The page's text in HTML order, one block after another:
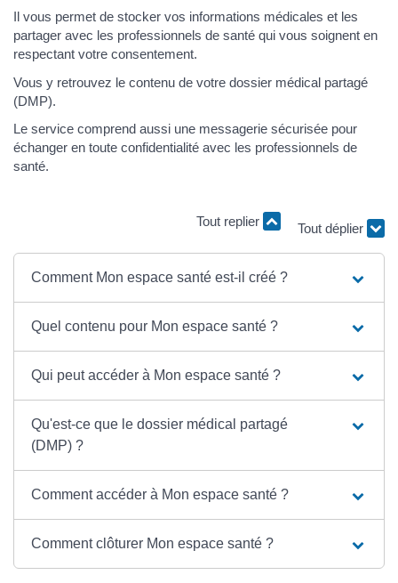
Il vous permet de stocker vos informations médicales et les
partager avec les professionnels de santé qui vous soignent en
respectant votre consentement.
Vous y retrouvez le contenu de votre dossier médical partagé
(DMP).
Le service comprend aussi une messagerie sécurisée pour
échanger en toute confidentialité avec les professionnels de
santé.
Tout replier
Tout déplier
Comment Mon espace santé est-il créé ?
Quel contenu pour Mon espace santé ?
Qui peut accéder à Mon espace santé ?
Qu'est-ce que le dossier médical partagé
(DMP) ?
Comment accéder à Mon espace santé ?
Comment clôturer Mon espace santé ?